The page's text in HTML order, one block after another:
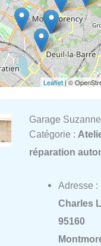
Leaflet| ©
Garage Suzanne
Catégorie :
réparation
Adresse :
Charles
95160